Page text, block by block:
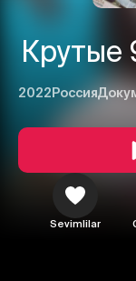
Крутые
2022 Россия
Sevimlilar